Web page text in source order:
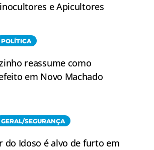
e Apicultores
POLÍTICA
reassume como
em Novo Machado
GERAL/SEGURANÇA
do Idoso é alvo de furto em